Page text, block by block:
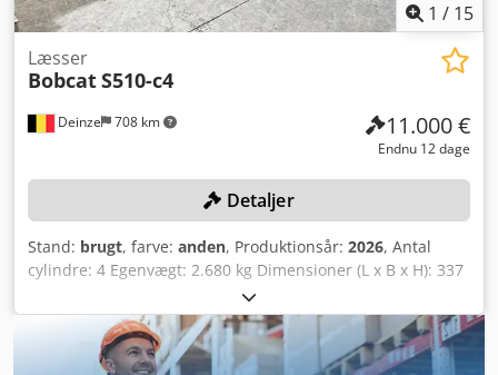
1 / 15
Deinze 708 km
Læsser
BobcatS510-c4
11.000 €
Endnu 12 dage
Detaljer
Stand: brugt, farve: anden, Produktionsår: 2026, Antal
cylindre: 4 Egenvægt: 2.680 kg Dimensioner (L x B x H): 337
x 172 x 197 cm Hurtigskiftesystem: Ja Egenvægt: 2680 kg
Transportdimensioner: 3378 x 1727 x 1972 mm
Motormærke og -type: Kubota V2403 Ydelse: 36,5 kW / 48,9
hk Cylindre: 4 Dækstørrelse: For- og baghjul: 30×10-16